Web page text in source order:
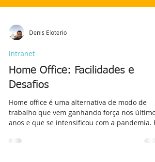
Denis Eloterio
intranet
Desafios
Home office é uma alternativa de modo de
trabalho que vem ganhando força nos últimos
março...